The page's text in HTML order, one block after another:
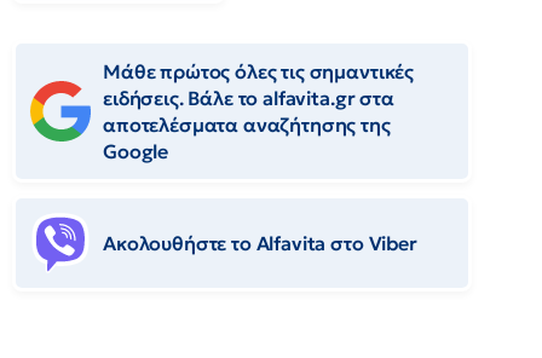
Μάθε πρώτος όλες τις σημαντικές
ειδήσεις. Βάλε το alfavita.gr στα
αποτελέσματα αναζήτησης της
Google
Ακολουθήστε το Αlfavita στο Viber